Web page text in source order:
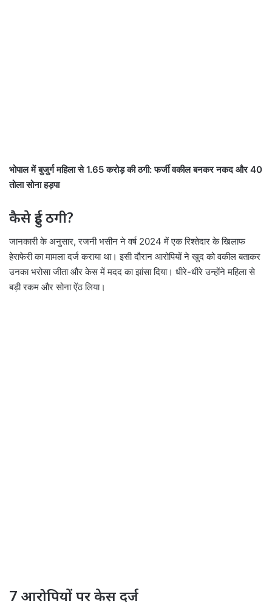
भोपाल में बुजुर्ग महिला से 1.65 करोड़ की ठगी: फर्जी वकील बनकर नकद और 40
तोला सोना हड़पा
कैसे हुई ठगी?
जानकारी के अनुसार, रजनी भसीन ने वर्ष 2024 में एक रिश्तेदार के खिलाफ
हेराफेरी का मामला दर्ज कराया था। इसी दौरान आरोपियों ने खुद को वकील बताकर
उनका भरोसा जीता और केस में मदद का झांसा दिया। धीरे-धीरे उन्होंने महिला से
बड़ी रकम और सोना ऐंठ लिया।
7 आरोपियों पर केस दर्ज